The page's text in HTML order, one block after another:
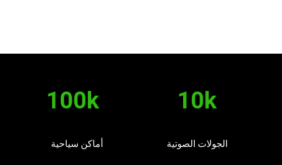
100k
أماكن سياحية
10k
الجولات الصوتية